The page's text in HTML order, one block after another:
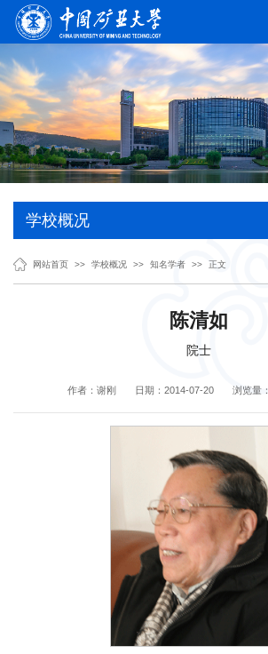
学校概况
网站首页 >> 学校概况 >> 知名学者 >> 正文
陈清如
院士
作者：谢刚 日期：2014-07-20 浏览量：